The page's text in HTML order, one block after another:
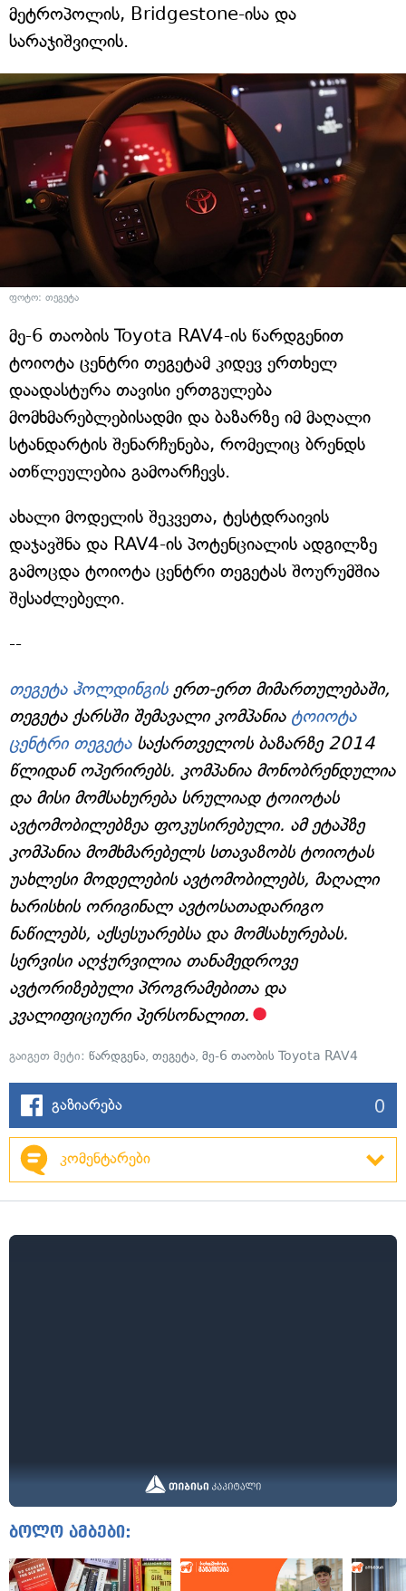
მეტროპოლის, Bridgestone-ისა და
სარაჯიშვილის.
ფოტო: თეგეტა
მე-6 თაობის Toyota RAV4-ის წარდგენით
ტოიოტა ცენტრი თეგეტამ კიდევ ერთხელ
დაადასტურა თავისი ერთგულება
მომხმარებლებისადმი და ბაზარზე იმ მაღალი
სტანდარტის შენარჩუნება, რომელიც ბრენდს
ათწლეულებია გამოარჩევს.
ახალი მოდელის შეკვეთა, ტესტდრაივის
დაჯავშნა და RAV4-ის პოტენციალის ადგილზე
გამოცდა ტოიოტა ცენტრი თეგეტას შოურუმშია
შესაძლებელი.
--
თეგეტა ჰოლდინგის ერთ-ერთ მიმართულებაში,
თეგეტა ქარსში შემავალი კომპანიატოიოტა
ცენტრი თეგეტა საქართველოს ბაზარზე 2014
წლიდან ოპერირებს. კომპანია მონობრენდულია
და მისი მომსახურება სრულიად ტოიოტას
ავტომობილებზეა ფოკუსირებული. ამ ეტაპზე
კომპანია მომხმარებელს სთავაზობს ტოიოტას
უახლესი მოდელების ავტომობილებს, მაღალი
ხარისხის ორიგინალ ავტოსათადარიგო
ნაწილებს, აქსესუარებსა და მომსახურებას.
სერვისი აღჭურვილია თანამედროვე
ავტორიზებული პროგრამებითა და
კვალიფიციური პერსონალით.
გაიგეთ მეტი: წარდგენა, თეგეტა, მე-6 თაობის Toyota RAV4
გაზიარება 0
კომენტარები
ბოლო ამბები: